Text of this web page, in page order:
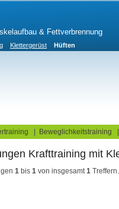
& Fettverbrennung
Klettergerüst Hüften
Beweglichkeitstraining
1 bis 1 von insgesamt1 Treffern.